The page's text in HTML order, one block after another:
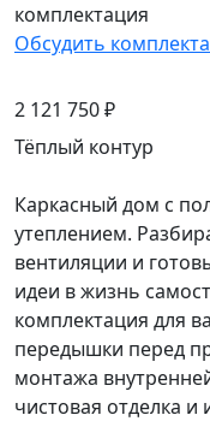
комплектация
Обсудить
2 121 750 ₽
Тёплый контур
Каркасный дом с
утеплением.
вентиляции и
идеи в жизнь
комплектация для
передышки перед
монтажа
чистовая отделка